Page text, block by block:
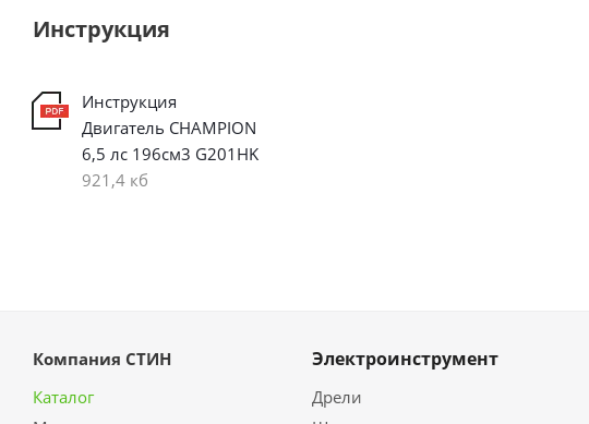
Инструкция
Инструкция
Двигатель CHAMPION
6,5 лс 196см3 G201HK
921,4 кб
Компания СТИН
Каталог
Электроинструмент
Дрели